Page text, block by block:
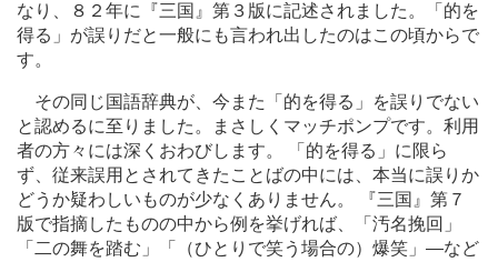
なり、８２年に『三国』第３版に記述されました。「的を
得る」が誤りだと一般にも言われ出したのはこの頃からで
す。
その同じ国語辞典が、今また「的を得る」を誤りでない
と認めるに至りました。まさしくマッチポンプです。利用
者の方々には深くおわびします。 「的を得る」に限ら
ず、従来誤用とされてきたことばの中には、本当に誤りか
どうか疑わしいものが少なくありません。 『三国』第７
版で指摘したものの中から例を挙げれば、「汚名挽回」
「二の舞を踏む」「（ひとりで笑う場合の）爆笑」―など